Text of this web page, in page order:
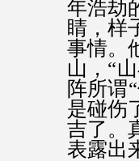
年浩劫
睛，样
事情。
山，“
阵所谓
是碰伤
吉了。
表露出